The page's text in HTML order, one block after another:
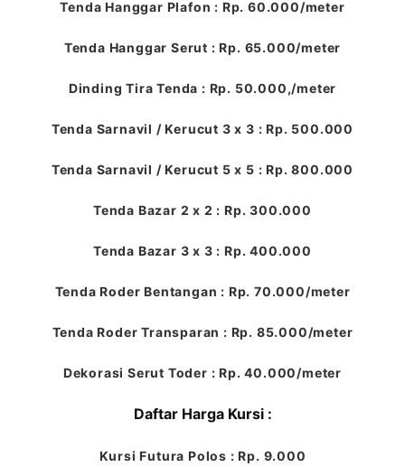
Tenda Hanggar Plafon : Rp. 60.000/meter
Tenda Hanggar Serut : Rp. 65.000/meter
Dinding Tira Tenda : Rp. 50.000,/meter
Tenda Sarnavil / Kerucut 3 x 3 : Rp. 500.000
Tenda Sarnavil / Kerucut 5 x 5 : Rp. 800.000
Tenda Bazar 2 x 2 : Rp. 300.000
Tenda Bazar 3 x 3 : Rp. 400.000
Tenda Roder Bentangan : Rp. 70.000/meter
Tenda Roder Transparan : Rp. 85.000/meter
Dekorasi Serut Toder : Rp. 40.000/meter
Daftar Harga Kursi :
Kursi Futura Polos : Rp. 9.000